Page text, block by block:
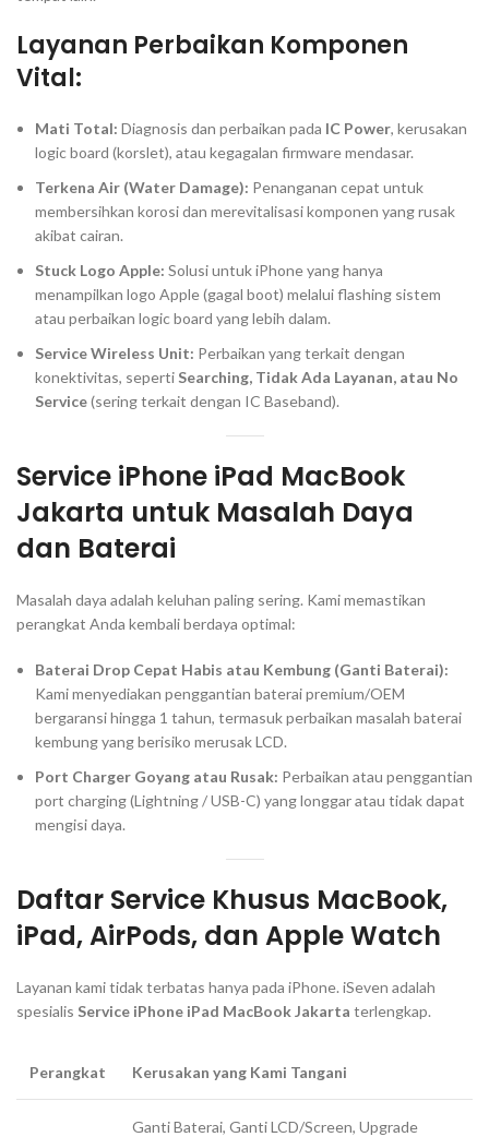
Layanan Perbaikan Komponen
Vital:
Mati Total: Diagnosis dan perbaikan pada IC Power, kerusakan
logic board (korslet), atau kegagalan firmwaremendasar.
Terkena Air (Water Damage): Penanganan cepat untuk
membersihkan korosi dan merevitalisasi komponen yang rusak
akibat cairan.
Stuck Logo Apple: Solusi untuk iPhone yang hanya
menampilkan logo Apple (gagal boot) melaluiflashing sistem
atau perbaikan logic board yang lebih dalam.
Service Wireless Unit: Perbaikan yang terkait dengan
konektivitas, seperti Searching, Tidak Ada Layanan, atau No
Service(sering terkait dengan IC Baseband).
Service iPhone iPad MacBook
Jakarta untuk Masalah Daya
dan Baterai
Masalah daya adalah keluhan paling sering. Kami memastikan
perangkat Anda kembali berdaya optimal:
Baterai Drop Cepat Habis atau Kembung (Ganti Baterai):
Kami menyediakan penggantian baterai premium/OEM
bergaransi hingga 1 tahun, termasuk perbaikan masalah baterai
kembung yang berisiko merusak LCD.
Port Charger Goyang atau Rusak: Perbaikan atau penggantian
port charging(Lightning / USB-C) yang longgar atau tidak dapat
mengisi daya.
Daftar Service Khusus MacBook,
iPad, AirPods, dan Apple Watch
Layanan kami tidak terbatas hanya pada iPhone. iSeven adalah
spesialis Service iPhone iPad MacBook Jakarta terlengkap.
Perangkat Kerusakan yang Kami Tangani
Ganti Baterai, Ganti LCD/Screen, Upgrade